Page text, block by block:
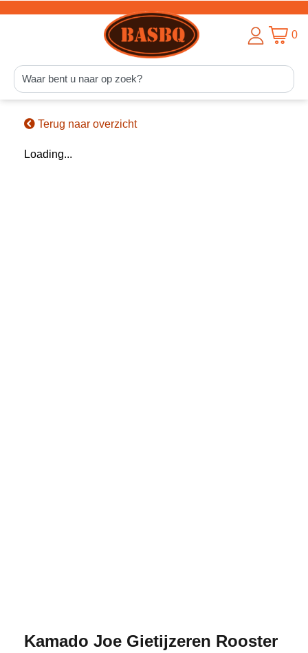
0
Terug naar overzicht
Loading...
Kamado Joe Gietijzeren Rooster